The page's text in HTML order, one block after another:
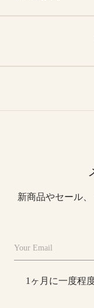
新商品やセール
Your Email
1ヶ月に一度程